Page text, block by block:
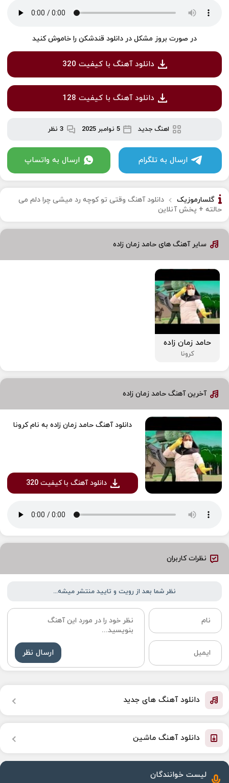
در صورت بروز مشکل در دانلود قندشکن را خاموش کنید
دانلود آهنگ با کیفیت 320
دانلود آهنگ با کیفیت 128
اهنگ جدید 5 نوامبر 2025 3 نظر
ارسال به تلگرام ارسال به واتساپ
گلسارموزیک
دانلود آهنگ وقتی تو کوچه رد میشی چرا دلم می
حالته + پخش آنلاین
سایر آهنگ های حامد زمان زاده
حامد زمان زاده
کرونا
آخرین آهنگ حامد زمان زاده
دانلود آهنگ حامد زمان زاده به نام کرونا
دانلود آهنگ با کیفیت 320
نظرات کاربران
نظر شما بعد از رویت و تایید منتشر میشه...
ارسال نظر
دانلود آهنگ های جدید
دانلود آهنگ ماشین
لیست خوانندگان